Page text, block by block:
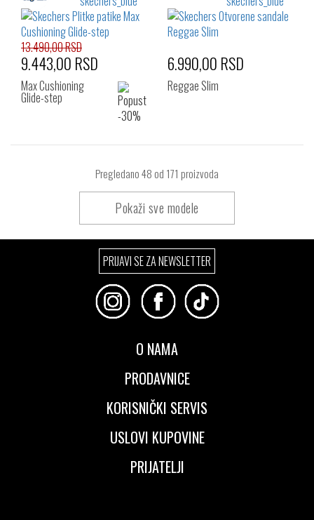
13.490,00 RSD
9.443,00 RSD
Max Cushioning
Glide-step
6.990,00 RSD
Reggae Slim
Pregledano48 od 171 proizvoda
Pokaži sve modele
PRIJAVI SE ZA NEWSLETTER
O NAMA
PRODAVNICE
KORISNIČKI SERVIS
USLOVI KUPOVINE
PRIJATELJI